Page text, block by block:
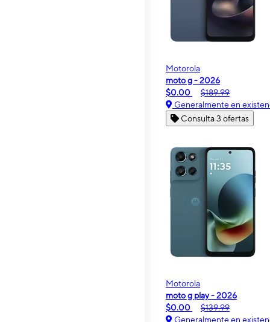
Motorola
moto g - 2026
$0.00
$189.99
Generalmente en
Consulta 3 ofertas
Motorola
moto g play - 2026
$0.00
$139.99
Generalmente en